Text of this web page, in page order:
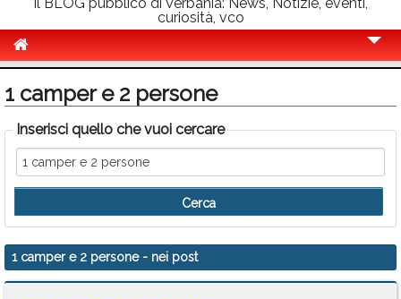
curiosità, vco
Politica
Sport
Eventi
Info Utili
Rubriche
Calendario
1 camper e 2 persone
Inserisci quello che vuoi cercare
1 camper e 2 persone- nei post